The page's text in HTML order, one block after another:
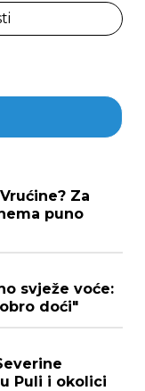
Za
puno
svježe voće:
doći"
Puli i okolici